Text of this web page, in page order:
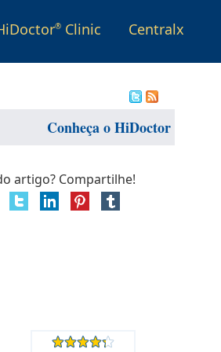
® Clinic Centralx
Conheça o HiDoctor
artigo? Compartilhe!